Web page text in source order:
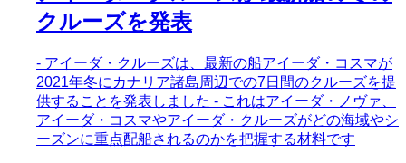
クルーズを発表
- アイーダ・クルーズは、最新の船アイーダ・コスマが
2021年冬にカナリア諸島周辺での7日間のクルーズを提
供することを発表しました - これはアイーダ・ノヴァ、
アイーダ・コスマやアイーダ・クルーズがどの海域やシ
ーズンに重点配船されるのかを把握する材料です